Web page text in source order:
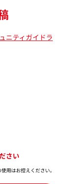
ニティガイドラ
さい
用はお控えください。​